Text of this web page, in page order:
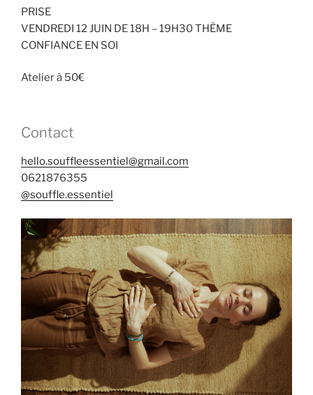
PRISE
VENDREDI 12 JUIN DE 18H – 19H30 THÈME
CONFIANCE EN SOI
Atelier à 50€
Contact
hello.souffleessentiel@gmail.com
0621876355
@souffle.essentiel